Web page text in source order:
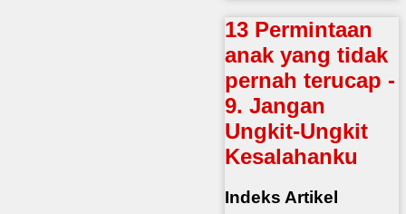
13 Permintaan
anak yang tidak
pernah terucap -
9. Jangan
Ungkit-Ungkit
Kesalahanku
Indeks Artikel